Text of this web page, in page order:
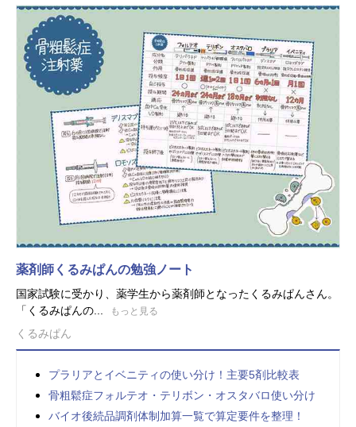
薬剤師くるみぱんの勉強ノート
国家試験に受かり、薬学生から薬剤師となったくるみぱんさん。
「くるみぱんの...
もっと見る
くるみぱん
プラリアとイベニティの使い分け！主要5剤比較表
骨粗鬆症フォルテオ・テリボン・オスタバロ使い分け
バイオ後続品調剤体制加算一覧で算定要件を整理！